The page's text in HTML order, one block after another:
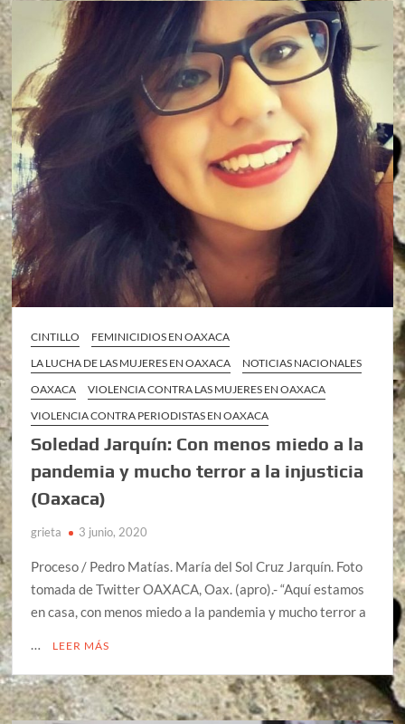
CINTILLO
FEMINICIDIOS EN OAXACA
LA LUCHA DE LAS MUJERES EN OAXACA
NOTICIAS NACIONALES
OAXACA
VIOLENCIA CONTRA LAS MUJERES EN OAXACA
VIOLENCIA CONTRA PERIODISTAS EN OAXACA
Soledad Jarquín: Con menos miedo a la
pandemia y mucho terror a la injusticia
(Oaxaca)
grieta 3 junio, 2020
Proceso / Pedro Matías. María del Sol Cruz Jarquín. Foto
tomada de Twitter OAXACA, Oax. (apro).- “Aquí estamos
en casa, con menos miedo a la pandemia y mucho terror a
…
LEER MÁS